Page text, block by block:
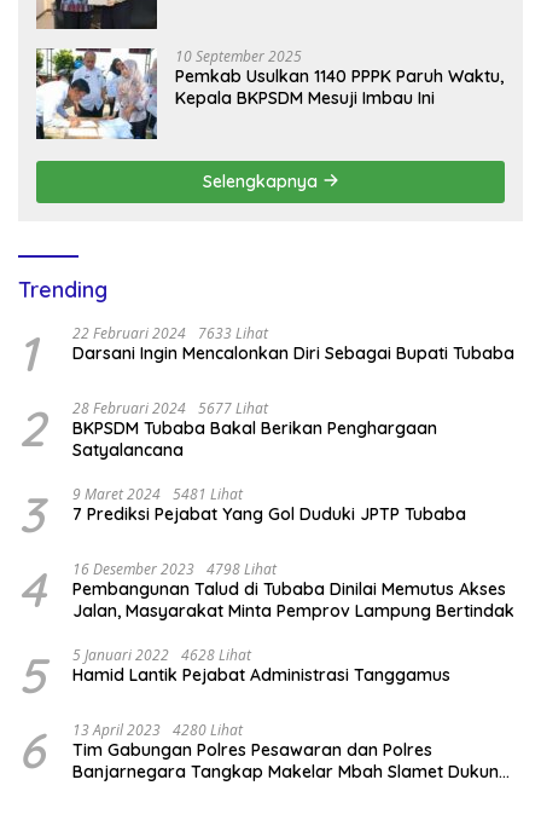
10 September 2025
Pemkab Usulkan 1140 PPPK Paruh Waktu,
Kepala BKPSDM Mesuji Imbau Ini
Selengkapnya
Trending
1 22 Februari 2024 7633 Lihat
Darsani Ingin Mencalonkan Diri Sebagai Bupati Tubaba
2 28 Februari 2024 5677 Lihat
BKPSDM Tubaba Bakal Berikan Penghargaan
Satyalancana
3 9 Maret 2024 5481 Lihat
7 Prediksi Pejabat Yang Gol Duduki JPTP Tubaba
4 16 Desember 2023 4798 Lihat
Pembangunan Talud di Tubaba Dinilai Memutus Akses
Jalan, Masyarakat Minta Pemprov Lampung Bertindak
5 5 Januari 2022 4628 Lihat
Hamid Lantik Pejabat Administrasi Tanggamus
6 13 April 2023 4280 Lihat
Tim Gabungan Polres Pesawaran dan Polres
Banjarnegara Tangkap Makelar Mbah Slamet Dukun